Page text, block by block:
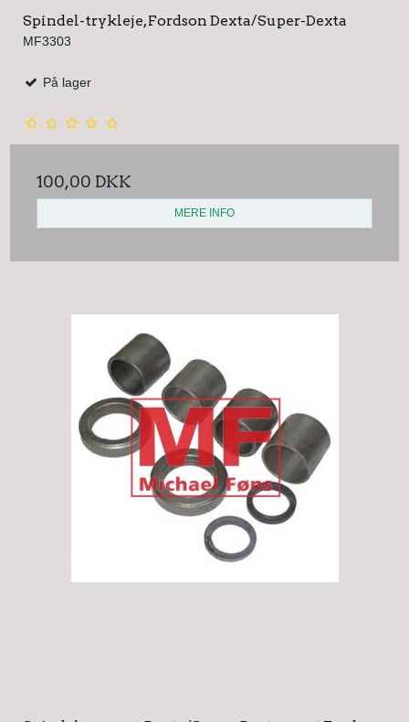
Spindel-trykleje, Fordson Dexta/Super-Dexta
MF3303
På lager
100,00 DKK
MERE INFO